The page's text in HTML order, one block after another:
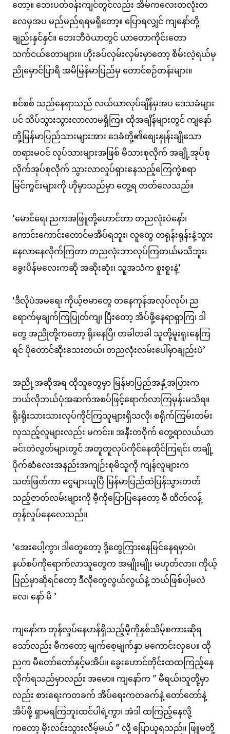
တော့။ ဘေးပတ်ဝန်းကျင်တွင်လည်း အိမ်ကလေးတလုံးတ
လေမှအပ မည်မည်ရရမရှိတော့။ ပြောရလျှင် ကျနော်တို့
ချည်းနှင်နှင်။ ဘေးဘီဝဲယာတွင် ယာတောကိုင်းတော
သက်ငယ်တောများ။ ဟိုးခပ်လှမ်းလှမ်းမှာတော့ စိမ်းလဲ့ရယ်မှ
ညိုမှောင်ပြာရီ အမိမြန်မာပြည်မှ တောင်စဉ်တန်းများ။
စင်စစ် သည်နေရာသည် လယ်ယာလုပ်ချိန်မှအပ ဒေသခံများ
ပင် သိပ်သွားသွားလာလာမရှိကြ။ ထိုအချိန်များတွင် ကျနော်
တို့မြန်မာပြည်သားများအား ဒေခံတို့၏စျေးနှုန်းချိုသော
တရားမဝင် လုပ်သားများအဖြစ် မိသားစုလိုက် အချို့အုပ်စု
လိုက်အုပ်စုလိုက် သွားလာလှုပ်ရှားနေသည့်ကြေကွဲစရာ
မြင်ကွင်းများကို ဟိုမှာသည်မှာ တွေ့ရ တတ်လေသည်။
‘မောင်ရေ၊ ညကအဖြူတို့ဟောင်တာ တညလုံးပဲနော်၊
ကောင်းကောင်းတောင်မအိပ်ရဘူး၊ လူတွေ တရုန်းရုန်းနဲ့သွား
နေလာနေလိုက်ကြတာ တညလုံးဘာလုပ်ကြတယ်မသိဘူး၊
ခွေးပိန်မလေးကဆို အဆိုးဆုံး၊ သူ့အသံက စူးစူးနဲ့’
‘ဒီလိုပဲအမရေ၊ ကိုယ့်ဗမာတွေ တနေကုန်အလုပ်လုပ်၊ ည
ရောက်မှချက်ကြပြုတ်ကျ၊ ပြီးတော့ အိပ်ဖို့နေရာရှာကြ၊ ဒါ
တွေ အညိုတို့ကတော့ ရိုးနေပြီ၊ တခါတခါ သူတို့မူးရူးနေကြ
ရင် ပိုတောင်ဆိုးသေးတယ်၊ တညလုံးလမ်းပေါ်မှာချည်းပဲ’
အညို့အဆိုအရ ထိုသူတွေမှာ မြန်မာပြည်အနှံ့အပြားက
ဘယ်လိုဘယ်ပုံအဆက်အစပ်ဖြင့်ရောက်လာကြမှန်းမသိရ။
ရိုးရိုးသားသားလုပ်ကိုင်ကြသူများရှိသလို၊ စရိုက်ကြမ်းတမ်း
လှသည့်လူများလည်း မကင်း။ အနီးတဝိုက် တွေ့ရာလယ်ယာ
ခင်းတဲလွတ်များတွင် အတူတူလုပ်ကိုင်နေထိုင်ကြရင်း တချို့
ပိုက်ဆံလေးအနည်းအကျဉ်းစုမိသူကို ကျန်လူများက
သတ်ဖြတ်ကာ ငွေများယူပြီ မြန်မာပြည်ထဲပြန်သွားတတ်
သည့်ဇာတ်လမ်းများကို မီ့ကိုပြောပြနေတော့ မီ ထိတ်လန့်
တုန်လှုပ်နေလေသည်။
‘အေးပေါ့ကွာ၊ ဒါတွေတော့ ဒို့တွေကြားနေမြင်နေရမှာပဲ၊
နယ်စပ်ကိုရောက်လာသူတွေက အမျိုးမျိုး မဟုတ်လား၊ ကိုယ့်
ပြည်မှာဆိုရင်တော့ ဒီလိုတွေလွယ်လွယ်နဲ့ ဘယ်ဖြစ်ပါ့မလဲ
လေ၊ နော် မီ ’
ကျနော်က တုန်လှုပ်နေဟန်ရှိသည့်မီ့ကိုနှစ်သိမ့်စကားဆိုရ
သော်လည်း မီကတော့ မျက်စေ့မျက်နှာ မကောင်းလှပေ။ ထို
ညက မီတော်တော်နှင့်မအိပ်။ ခွေးဟောင်တိုင်းထထကြည့်နေ
လိုက်ရသည်မှာလည်း အမော။ ကျနော်က " မီရယ်၊သူတို့မှာ
လည်း စားရေးကတခက် အိပ်ရေးကတခက်နဲ့ တော်တော်နဲ့
အိပ်ဖို့ ရှာမရကြဘူးထင်ပါရဲ့ကွာ၊ အဲဒါ ထကြည့်နေလို့
ကတော့ မိုးလင်းသွားလိမ့်မယ် " လို့ ပြောယူရသည်။ ဖြူမတို့